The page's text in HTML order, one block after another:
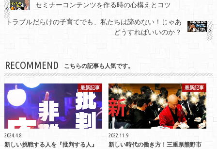
セミナーコンテンツを作る時の心構えとコツ
トラブルだらけの子育てでも、私たちは諦めない！じゃあ
どうすればいいのか？
RECOMMEND こちらの記事も人気です。
最新記事
2024.4.8
新しい挑戦する人を『批判する人』
最新記事
2022.11.9
新しい時代の働き方！三重県熊野市